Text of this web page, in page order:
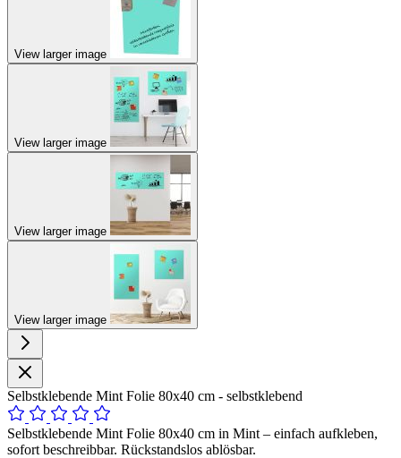
View larger image
View larger image
View larger image
View larger image
Selbstklebende Mint Folie 80x40 cm - selbstklebend
Selbstklebende Mint Folie 80x40 cm in Mint – einfach aufkleben,
sofort beschreibbar. Rückstandslos ablösbar.